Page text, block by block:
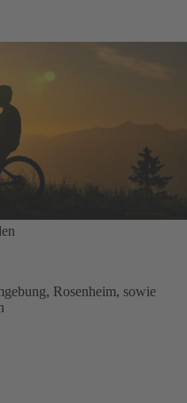
Rosenheim, sowie